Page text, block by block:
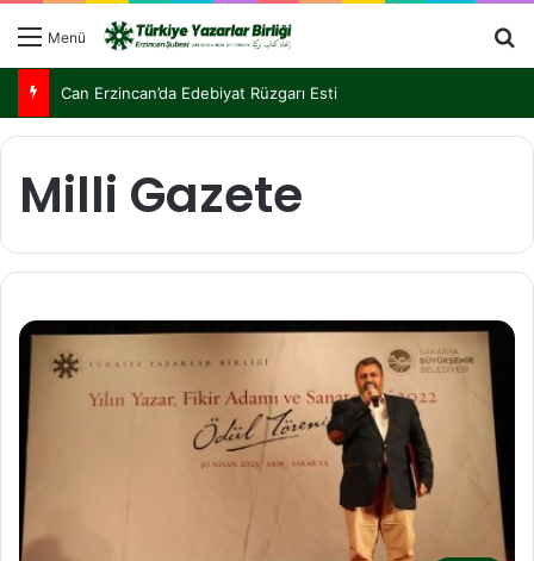
Menü
Can Erzincan’da Edebiyat Rüzgarı Esti
Milli Gazete